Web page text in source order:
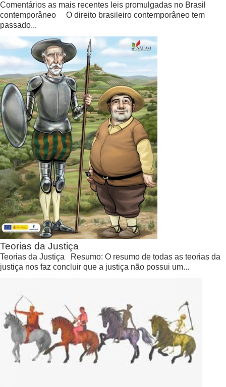
Comentários as mais recentes leis promulgadas no Brasil
contemporâneo O direito brasileiro contemporâneo tem
passado...
Teorias da Justiça
Teorias da Justiça Resumo: O resumo de todas as teorias da
justiça nos faz concluir que a justiça não possui um...